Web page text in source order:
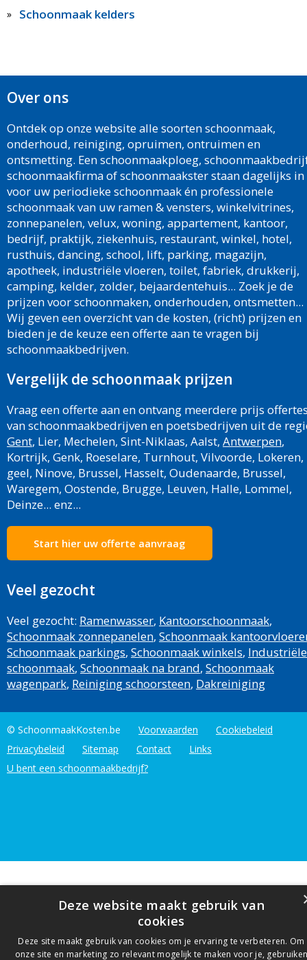
Schoonmaak kelders
Over ons
Ontdek op onze website alle soorten schoonmaak,
onderhoud, reiniging, opruimen, ontruimen en
ontsmetting. Een schoonmaakploeg,
schoonmaakfirma of schoonmaakster staan dagelijks in
voor uw periodieke schoonmaak én professionele
schoonmaak van uw ramen & vensters, winkelvitrines,
zonnepanelen, velux, woning, appartement, kantoor,
bedrijf, praktijk, ziekenhuis, restaurant, winkel, hotel,
rusthuis, dancing, school, lift, parking, magazijn,
apotheek, industriële vloeren, toilet, fabriek, drukkerij,
camping, kelder, zolder, bejaardentehuis... Zoek je de
prijzen voor schoonmaken, onderhouden, ontsmetten...
Wij geven een overzicht van de kosten, (richt) prijzen en
bieden je de keuze een offerte aan te vragen bij
schoonmaakbedrijven.
Vergelijk de schoonmaak prijzen
Vraag een offerte aan en ontvang meerdere prijs
van schoonmaakbedrijven en poetsbedrijven uit de
Gent, Lier, Mechelen, Sint-Niklaas, Aalst, Antwerpen,
Kortrijk, Genk, Roeselare, Turnhout, Vilvoorde, Lokeren,
geel, Ninove, Brussel, Hasselt, Oudenaarde, Brussel,
Waregem, Oostende, Brugge, Leuven, Halle, Lommel,
Deinze... enz...
Start hier uw offerte aanvraag
Veel gezocht
Veel gezocht: Ramenwasser, Kantoorschoonmaak,
Schoonmaak zonnepanelen, Schoonmaak
Schoonmaak parkings, Schoonmaak winkels, Industriële
schoonmaak, Schoonmaak na brand, Schoonmaak
wagenpark, Reiniging schoorsteen, Dakreiniging
© SchoonmaakKosten.be Voorwaarden
Cookiebeleid
Privacybeleid
Sitemap Contact
Links
U bent een schoonmaakbedrijf?
Deze website maakt gebruik van
cookies
Deze site maakt gebruik van cookies om je ervaring te verbeteren. Om
onze site en marketing zo relevant mogelijk te maken voor je,